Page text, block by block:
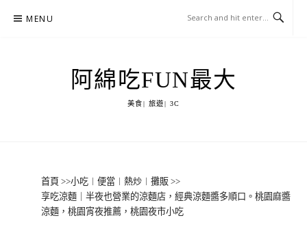
MENU
阿綿吃FUN最大
美食| 旅遊| 3C
首頁 >>小吃︱便當︱熱炒︱攤販 >>
享吃涼麵｜半夜也營業的涼麵店，經典涼麵醬多順口。桃園麻醬
涼麵，桃園宵夜推薦，桃園夜市小吃